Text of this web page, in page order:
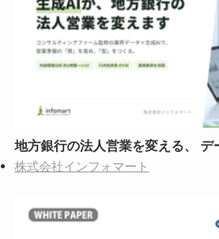
地方銀行の法人営業を変える、 デ
株式会社インフォマート